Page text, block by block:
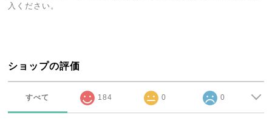
入ください。
ショップの評価
すべて 184 0 0